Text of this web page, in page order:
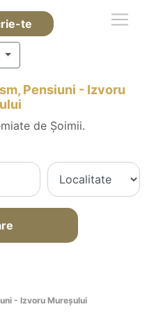
te
Pensiuni - Izvoru
de Șoimii.
- Izvoru Mureşului